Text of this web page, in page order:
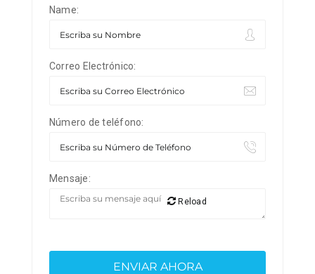
Name:
Correo Electrónico:
Número de teléfono:
Mensaje:
Reload